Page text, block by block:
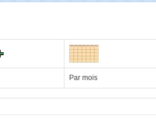
Par mois